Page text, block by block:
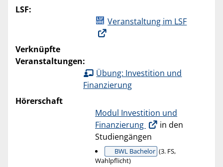
LSF:
Veranstaltung im LSF
Verknüpfte
Veranstaltungen:
Übung: Investition und
Finanzierung
Hörerschaft
Modul Investition und
Finanzierung
in den
Studiengängen
BWL Bachelor (3. FS,
Wahlpflicht)